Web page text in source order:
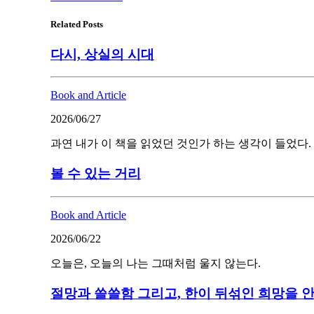
Related Posts
다시, 상실의 시대
Book and Article
2026/06/27
과연 내가 이 책을 읽었던 것인가 하는 생각이 들었다.
볼 수 있는 거리
Book and Article
2026/06/22
오늘은, 오늘의 나는 그때처럼 울지 않는다.
절망과 쓸쓸함 그리고, 한이 뒤섞인 희망을